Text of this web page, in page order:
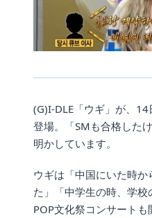
(G)I-DLE「ウギ」が、
登場。「SMも合格した
明かしています。
ウギは「中国にいた時か
た」「中学生の時、学
POP文化祭コンサートも